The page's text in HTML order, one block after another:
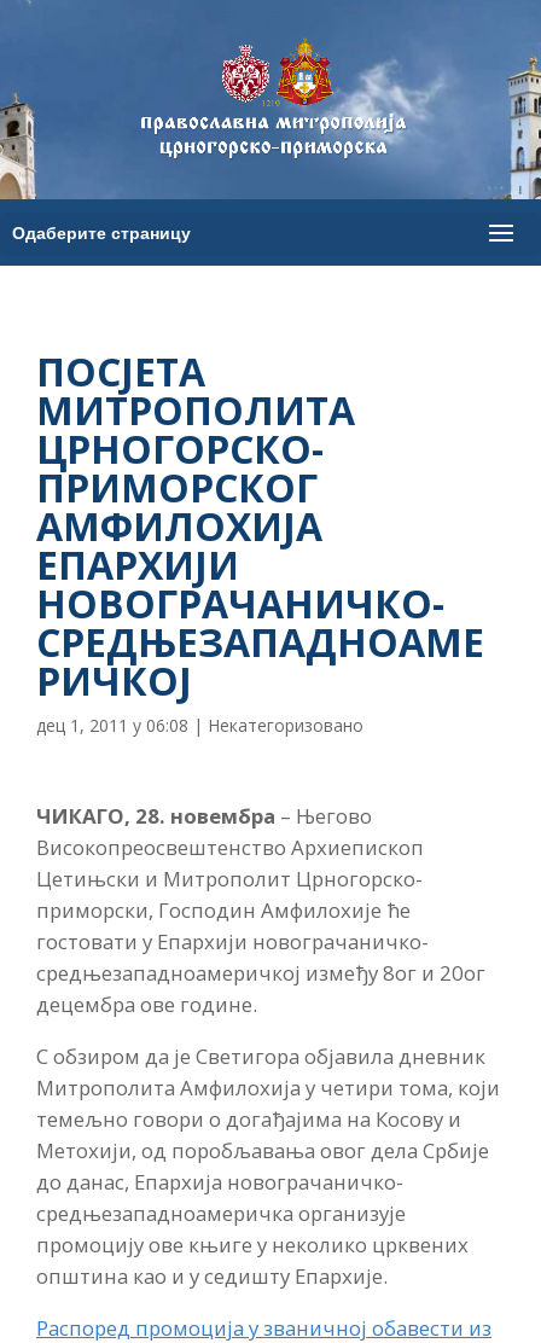
ПОСЈЕТА
МИТРОПОЛИТА
ЦРНОГОРСКО-
ПРИМОРСКОГ
АМФИЛОХИЈА
ЕПАРХИЈИ
НОВОГРАЧАНИЧКО-
СРЕДЊЕЗАПАДНОАМЕ
РИЧКОЈ
дец 1, 2011 у 06:08 | Некатегоризовано
ЧИКАГО, 28. новембра – Његово
Високопреосвештенство Архиепископ
Цетињски и Митрополит Црногорско-
приморски, Господин Амфилохије ће
гостовати у Епархији новограчаничко-
средњезападноамеричкој између 8ог и 20ог
децембра ове године.
С обзиром да је Светигора објавила дневник
Митрополита Амфилохија у четири тома, који
темељно говори о догађајима на Косову и
Метохији, од поробљавања овог дела Србије
до данас, Епархија новограчаничко-
средњезападноамеричка организује
промоцију ове књиге у неколико црквених
општина као и у седишту Епархије.
Распоред промоција у званичној обавести из